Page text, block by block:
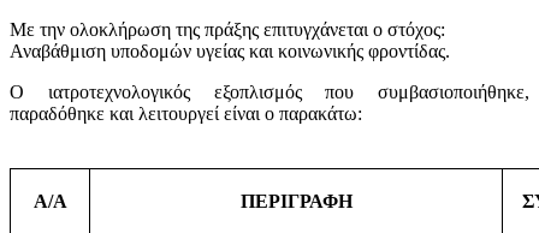
Με την ολοκλήρωση της πράξης επιτυγχάνεται ο στόχος:
Αναβάθμιση υποδομών υγείας και κοινωνικής φροντίδας.
Ο ιατροτεχνολογικός εξοπλισμός που συμβασιοποιήθηκε,
παραδόθηκε και λειτουργεί είναι ο παρακάτω:
Α/Α ΠΕΡΙΓΡΑΦΗ